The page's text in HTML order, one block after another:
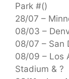
Park #()
28/07 –
08/03 –
08/07 – San
08/09 – Los
Stadium & ?